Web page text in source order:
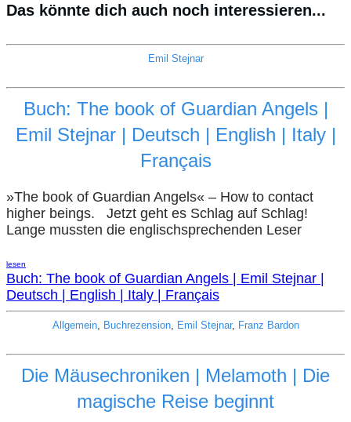
Das könnte dich auch noch interessieren...
Emil Stejnar
Buch: The book of Guardian Angels |
Emil Stejnar | Deutsch | English | Italy |
Français
»The book of Guardian Angels« – How to contact
higher beings. Jetzt geht es Schlag auf Schlag!
Lange mussten die englischsprechenden Leser
lesen
Buch: The book of Guardian Angels | Emil Stejnar |
Deutsch | English | Italy | Français
Allgemein, Buchrezension, Emil Stejnar, Franz Bardon
Die Mäusechroniken | Melamoth | Die
magische Reise beginnt